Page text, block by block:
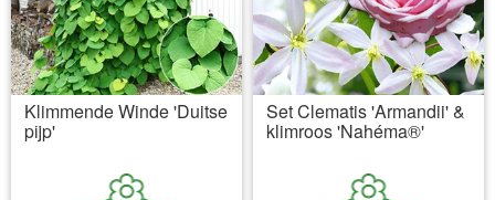
Klimmende Winde 'Duitse
pijp'
Set Clematis 'Armandii' &
klimroos 'Nahéma®'